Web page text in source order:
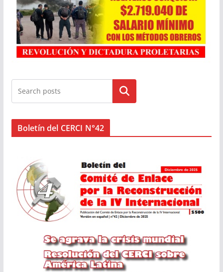
Buscar
Boletín del CERCI N°42